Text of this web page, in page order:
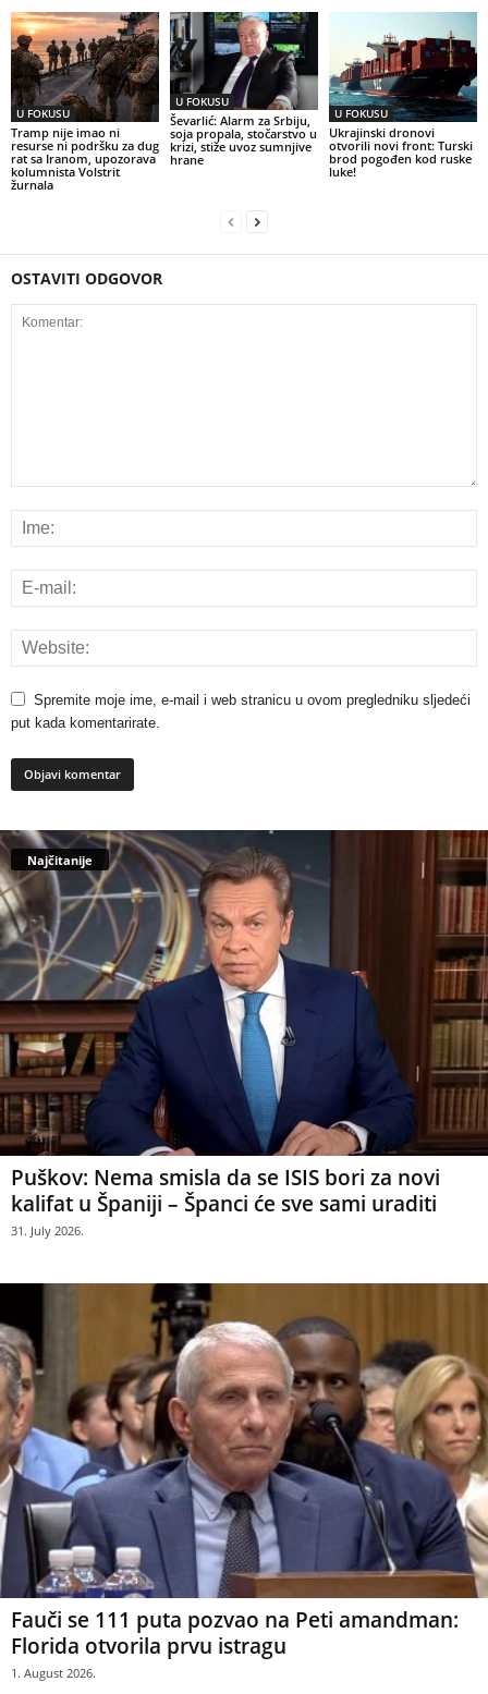
U FOKUSU
Tramp nije imao ni
resurse ni podršku za dug
rat sa Iranom, upozorava
kolumnista Volstrit
žurnala
U FOKUSU
Ševarlić: Alarm za Srbiju,
soja propala, stočarstvo u
krizi, stiže uvoz sumnjive
hrane
U FOKUSU
Ukrajinski dronovi
otvorili novi front: Turski
brod pogođen kod ruske
luke!
OSTAVITI ODGOVOR
Spremite moje ime, e-mail i web stranicu u ovom pregledniku sljedeći
put kada komentarirate.
Najčitanije
Puškov: Nema smisla da se ISIS bori za novi
kalifat u Španiji – Španci će sve sami uraditi
31. July 2026.
Fauči se 111 puta pozvao na Peti amandman:
Florida otvorila prvu istragu
1. August 2026.